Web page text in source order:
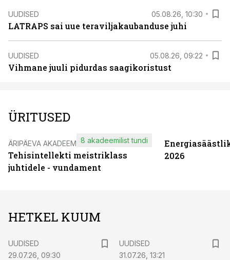
UUDISED 05.08.26, 10:30
LATRAPS sai uue teraviljakaubanduse juhi
UUDISED 05.08.26, 09:22
Vihmane juuli pidurdas saagikoristust
ÜRITUSED
ÄRIPÄEVA AKADEEMIA
Tehisintellekti meistriklass
juhtidele - vundament
8 akadeemilist tundi
2026
HETKEL KUUM
UUDISED
29.07.26, 09:30
UUDISED
31.07.26, 13:21